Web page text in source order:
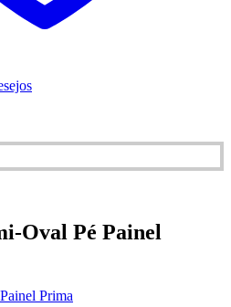
Oval Pé Painel
Prima